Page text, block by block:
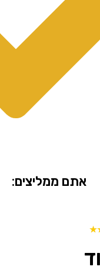
אתם ממליצים: